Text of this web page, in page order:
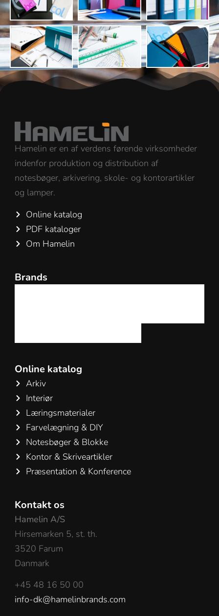
Hamelin er en af verdens førende virksomheder
indenfor produktion og distribution af
notesbøger, arkivering, skole- og kontorartikler
og lamper.
Online katalog
PDF kataloger
Om Hamelin
Brands
Online katalog
Arkiv
Interiør
Læringsmaterialer
Farvelægning & DIY
Notesbøger & Blokke
Kontor & Skriveartikler
Præsentation & Konference
Kontakt os
Hamelin A/S
Hirsemarken 5, st. th.
3520 Farum
Danmark
+45 48 16 50 00
info-dk@hamelinbrands.com